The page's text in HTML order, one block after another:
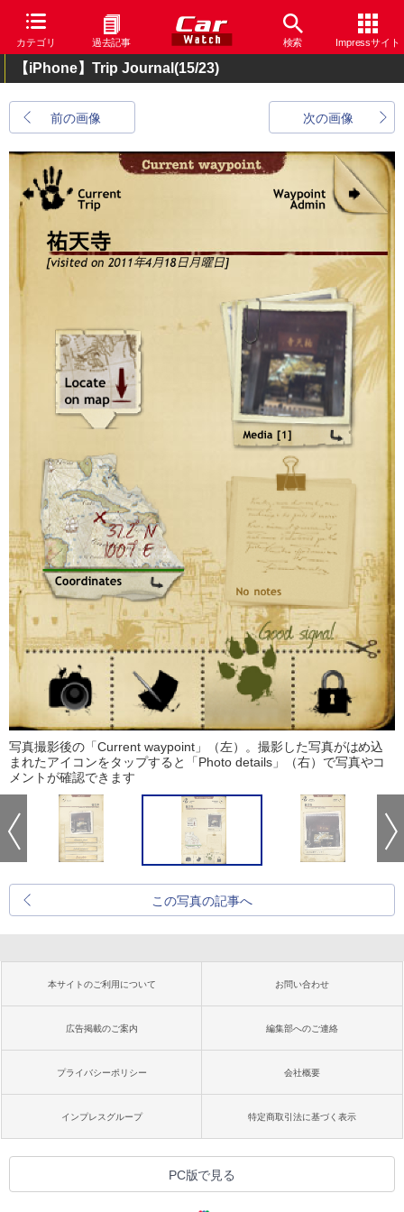
カテゴリ 過去記事 検索 Impressサイト
【iPhone】Trip Journal (15/23)
前の画像 次の画像
写真撮影後の「Current waypoint」（左）。撮影した写真がはめ込
まれたアイコンをタップすると「Photo details」（右）で写真やコ
メントが確認できます
この写真の記事へ
本サイトのご利用について お問い合わせ
広告掲載のご案内 編集部へのご連絡
プライバシーポリシー 会社概要
インプレスグループ 特定商取引法に基づく表示
PC版で見る